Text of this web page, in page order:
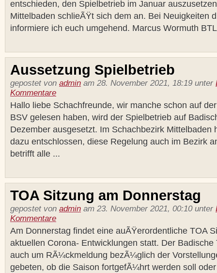
entschieden, den Spielbetrieb im Januar
Mittelbaden schlieÃŸt sich dem an. Bei Neuigkeiten
informiere ich euch umgehend. Marcus Wormuth BTL
Aussetzung Spielbetrieb
gepostet von admin am 28. November 2021, 18:19 unter
Kommentare
Hallo liebe Schachfreunde, wir manche schon auf
BSV gelesen haben, wird der Spielbetrieb auf
Dezember ausgesetzt. Im Schachbezirk Mittelbaden
dazu entschlossen, diese Regelung auch im Bezirk
betrifft alle ...
TOA Sitzung am Donnerstag
gepostet von admin am 23. November 2021, 00:10 unter
Kommentare
Am Donnerstag findet eine auÃŸerordentliche TOA
aktuellen Corona- Entwicklungen statt. Der Badische
auch um RÃ¼ckmeldung bezÃ¼glich der
gebeten, ob die Saison fortgefÃ¼hrt werden soll